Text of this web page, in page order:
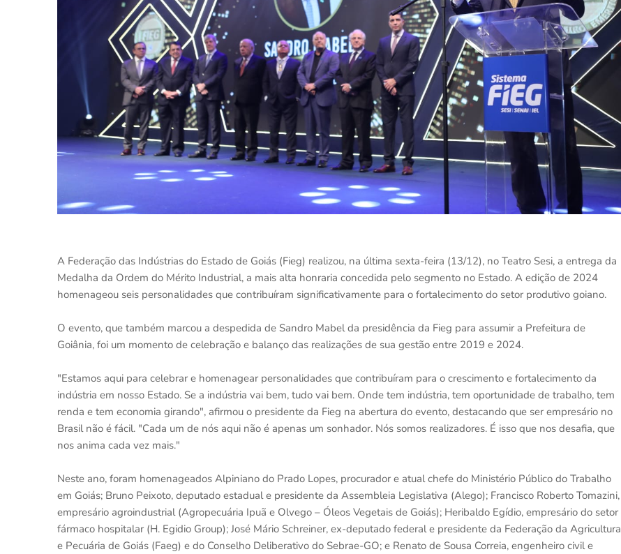
A Federação das Indústrias do Estado de Goiás (Fieg) realizou, na última sexta-feira (13/12), no Teatro Sesi, a entrega da
Medalha da Ordem do Mérito Industrial, a mais alta honraria concedida pelo segmento no Estado. A edição de 2024
homenageou seis personalidades que contribuíram significativamente para o fortalecimento do setor produtivo goiano.
O evento, que também marcou a despedida de Sandro Mabel da presidência da Fieg para assumir a Prefeitura de
Goiânia, foi um momento de celebração e balanço das realizações de sua gestão entre 2019 e 2024.
"Estamos aqui para celebrar e homenagear personalidades que contribuíram para o crescimento e fortalecimento da
indústria em nosso Estado. Se a indústria vai bem, tudo vai bem. Onde tem indústria, tem oportunidade de trabalho, tem
renda e tem economia girando", afirmou o presidente da Fieg na abertura do evento, destacando que ser empresário no
Brasil não é fácil. "Cada um de nós aqui não é apenas um sonhador. Nós somos realizadores. É isso que nos desafia, que
nos anima cada vez mais."
Neste ano, foram homenageados Alpiniano do Prado Lopes, procurador e atual chefe do Ministério Público do Trabalho
em Goiás; Bruno Peixoto, deputado estadual e presidente da Assembleia Legislativa (Alego); Francisco Roberto Tomazini,
empresário agroindustrial (Agropecuária Ipuã e Olvego – Óleos Vegetais de Goiás); Heribaldo Egídio, empresário do setor
fármaco hospitalar (H. Egidio Group); José Mário Schreiner, ex-deputado federal e presidente da Federação da Agricultura
e Pecuária de Goiás (Faeg) e do Conselho Deliberativo do Sebrae-GO; e Renato de Sousa Correia, engenheiro civil e